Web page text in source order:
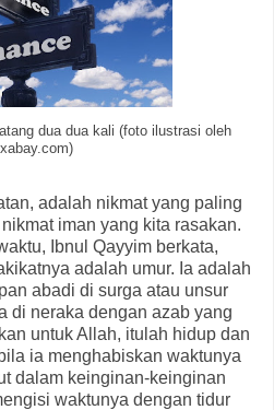
dua dua kali (foto ilustrasi oleh
adalah nikmat yang paling
iman yang kita rasakan.
Ibnul Qayyim berkata,
adalah umur. Ia adalah
abadi di surga atau unsur
di neraka dengan azab yang
untuk Allah, itulah hidup dan
ia menghabiskan waktunya
dalam keinginan-keinginan
waktunya dengan tidur